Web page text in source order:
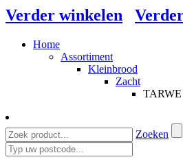
Verder winkelen
Home
Assortiment
Kleinbrood
Zacht
Zoeken